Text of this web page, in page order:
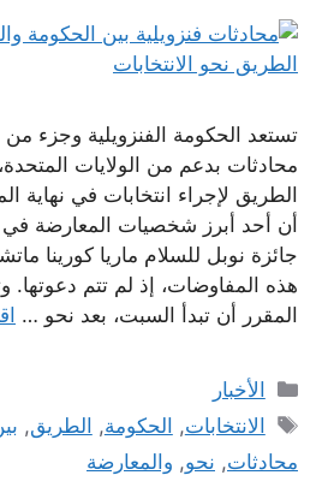
تستعد الحكومة الفنزويلية وجزء من
محادثات بدعم من الولايات
الطريق لإجراء انتخابات في نهاية
أن أحد أبرز شخصيات المعارضة في
جائزة نوبل للسلام ماريا كورينا
هذه المفاوضات، إذ لم تتم دعوتها.
المقرر أن تبدأ السبت، بعد نحو …
التصنيفات
الأخبار
الوسوم
الانتخابات, الحكومة, الطريق,
محادثات, نحو, والمعارضة